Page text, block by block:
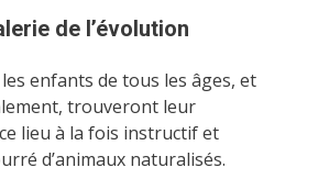
de l’évolution
les enfants de tous les âges, et
trouveront leur
lieu à la fois instructif et
d’animaux naturalisés.